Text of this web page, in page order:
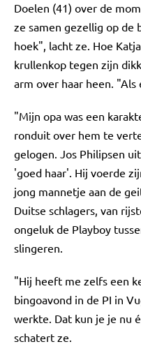
Doelen (41) over de
ze samen gezellig op de
hoek", lacht ze. Hoe
krullenkop tegen zijn
arm over haar heen. "Als
"Mijn opa was een
ronduit over hem te
gelogen. Jos Philipsen
'goed haar'. Hij voerde
jong mannetje aan de
Duitse schlagers, van
ongeluk de Playboy
slingeren.
"Hij heeft me zelfs een
bingoavond in de PI in
werkte. Dat kun je je nu
schatert ze.